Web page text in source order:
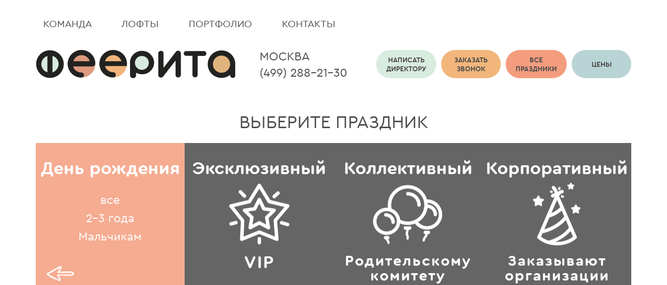
КОМАНДА ЛОФТЫ ПОРТФОЛИО КОНТАКТЫ
МОСКВА
(499) 288-21-30
НАПИСАТЬ
ДИРЕКТОРУ
ЗАКАЗАТЬ
ЗВОНОК
ВСЕ
ПРАЗДНИКИ
ЦЕНЫ
ВЫБЕРИТЕ ПРАЗДНИК
День рождения
все
2-3 года
Мальчикам
Эксклюзивный
VIP
Коллективный
Родительскому
комитету
Корпоративный
Заказывают
организации